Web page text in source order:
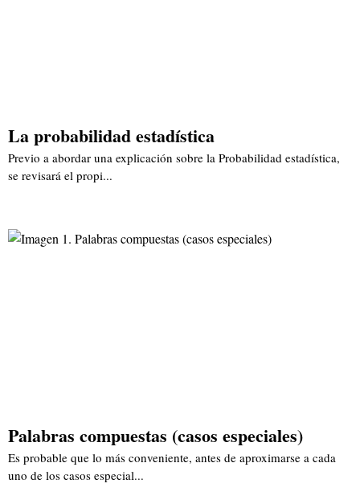
La probabilidad estadística
Previo a abordar una explicación sobre la Probabilidad estadística,
se revisará el propi...
Palabras compuestas (casos especiales)
Es probable que lo más conveniente, antes de aproximarse a cada
uno de los casos especial...